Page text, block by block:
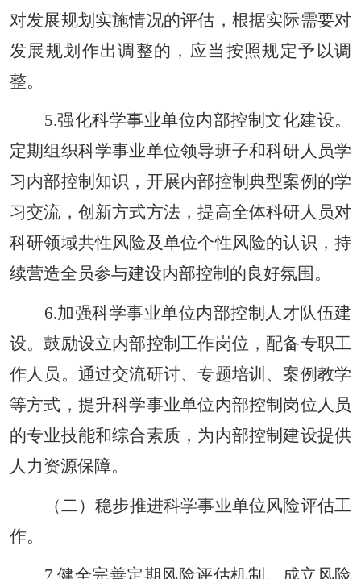
对发展规划实施情况的评估，根据实际需要对
发展规划作出调整的，应当按照规定予以调
整。
5.强化科学事业单位内部控制文化建设。
定期组织科学事业单位领导班子和科研人员学
习内部控制知识，开展内部控制典型案例的学
习交流，创新方式方法，提高全体科研人员对
科研领域共性风险及单位个性风险的认识，持
续营造全员参与建设内部控制的良好氛围。
6.加强科学事业单位内部控制人才队伍建
设。鼓励设立内部控制工作岗位，配备专职工
作人员。通过交流研讨、专题培训、案例教学
等方式，提升科学事业单位内部控制岗位人员
的专业技能和综合素质，为内部控制建设提供
人力资源保障。
（二）稳步推进科学事业单位风险评估工
作。